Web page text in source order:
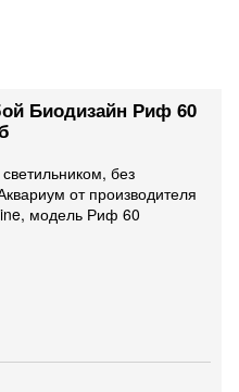
Биодизайн Риф 60
без
от производителя
модель Риф 60